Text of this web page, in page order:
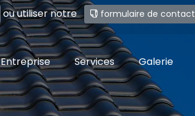
ou utiliser notre formulaire de contact
Entreprise Services Galerie